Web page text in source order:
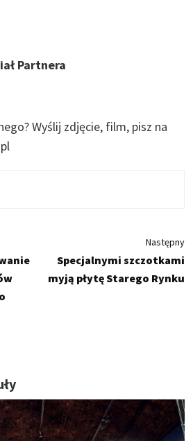
Partnera
Wyślij zdjęcie, film, pisz na
Następny
Specjalnymi szczotkami
myją płytę Starego Rynku